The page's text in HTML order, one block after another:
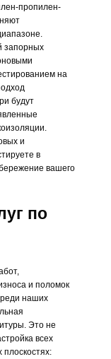
пропилен-
запорных
на
будут
и
в
вашего
по
и поломок
наших
Это не
всех